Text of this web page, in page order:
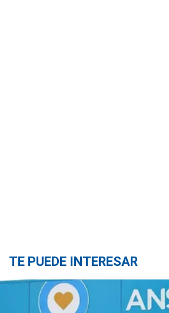
TE PUEDE INTERESAR